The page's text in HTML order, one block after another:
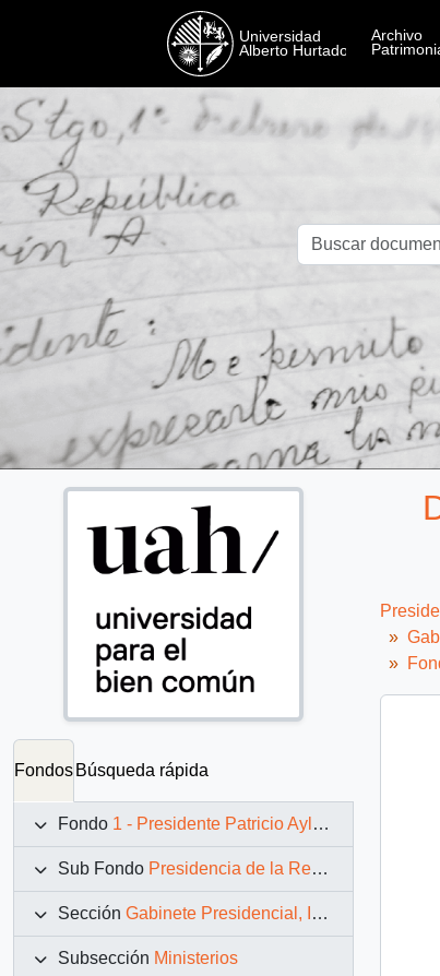
Fondos Búsqueda rápida
Fondo 1 - Presidente Patricio Aylwin Azócar (1990-1994)
Sub Fondo Presidencia de la República (11 marzo 1990 – 11 marzo 1994)
Sección Gabinete Presidencial, Instituciones y Servicios
Subsección Ministerios